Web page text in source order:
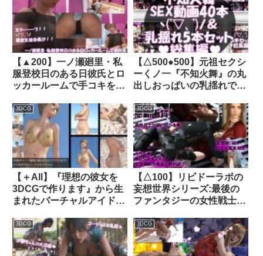
ター！スケベ掃除ロボによ
る盗撮！PV08ヒョウ柄フ
ルバックパンティ］｜
d_446859│ Libido-Labo
【▲200】一ノ瀬廻里・私
服登校日のある日彼氏とロ
ッカールームで手コキをし
る:PV04（大人の色気！黒
のパンティー）｜
d_756210
【△500●500】元祖セクシ
ーくノ一『不知火舞』の丸
出しおっぱいの乳揺れでヌ
セット総集編！）そして不
知火舞とヤりまくろう
（SEX動画40本総集編）｜
d_545478│ Libido-Labo
3DCG
【＋All】『理想の彼女を
3DCGで作ります』から生
まれたバーチャルアイドル
ぐり）」のグラドル撮影風
写真集:Gradol_36｜
d_290801│ Libido-Labo
3DCG
【△100】リビドーラボの
妄想世界シリーズ:最後の
ファンタジーの女性戦士＃
Labo
3DCG 3DCG